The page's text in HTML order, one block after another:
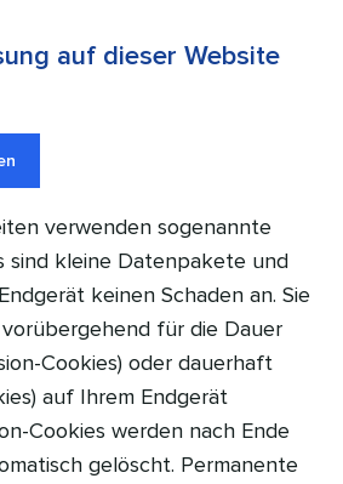
auf dieser Website
verwenden sogenannte
sind kleine Datenpakete und
keinen Schaden an. Sie
für die Dauer
Cookies) oder dauerhaft
auf Ihrem Endgerät
Cookies werden nach Ende
gelöscht. Permanente